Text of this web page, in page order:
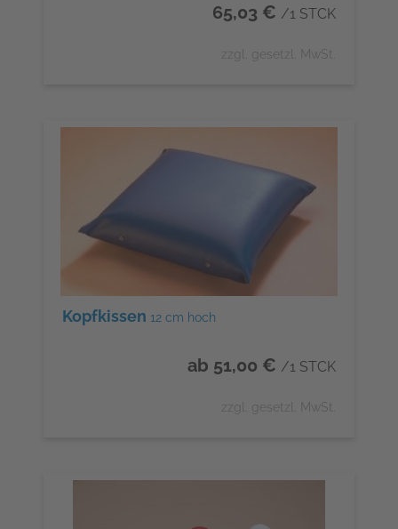
65,03 € /1 STCK
zzgl. gesetzl. MwSt.
Kopfkissen 12 cm hoch
ab 51,00 € /1 STCK
zzgl. gesetzl. MwSt.